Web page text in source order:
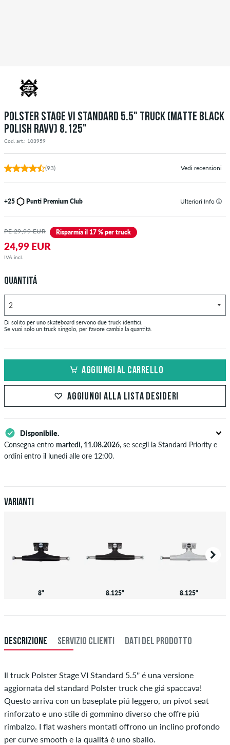
POLSTER STAGE VI STANDARD 5.5" TRUCK (MATTE BLACK
POLISH RAVV) 8.125"
Cod. art.: 103959
(93) Vedi recensioni
+25 Punti Premium Club Ulteriori Info
PE 29,99 EUR Risparmia il 17 % per truck
24,99 EUR
IVA incl.
QUANTITÁ
Di solito per uno skateboard servono due truck identici.
Se vuoi solo un truck singolo, per favore cambia la quantità.
AGGIUNGI AL CARRELLO
AGGIUNGI ALLA LISTA DESIDERI
Disponibile.
Consegna entro martedì, 11.08.2026, se scegli la Standard Priority e
ordini entro il lunedì alle ore 12:00.
Varianti
8" 8.125" 8.125"
DESCRIZIONE SERVIZIO CLIENTI DATI DEL PRODOTTO
Il truck Polster Stage VI Standard 5.5'' é una versione
aggiornata del standard Polster truck che giá spaccava!
Questo arriva con un baseplate piú leggero, un pivot seat
rinforzato e uno stile di gommino diverso che offre piú
rimbalzo. I flat washers montati offrono un inclino profondo
per curve smooth e la qualitá é uno sballo.